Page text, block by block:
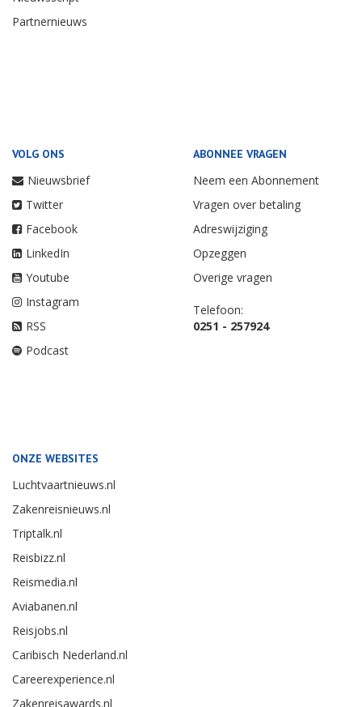
Partnernieuws
VOLG ONS
Nieuwsbrief
Twitter
Facebook
LinkedIn
Youtube
Instagram
RSS
Podcast
ABONNEE VRAGEN
Neem een Abonnement
Vragen over betaling
Adreswijziging
Opzeggen
Overige vragen
Telefoon:
0251 - 257924
ONZE WEBSITES
Luchtvaartnieuws.nl
Zakenreisnieuws.nl
Triptalk.nl
Reisbizz.nl
Reismedia.nl
Aviabanen.nl
Reisjobs.nl
Caribisch Nederland.nl
Careerexperience.nl
Zakenreisawards.nl